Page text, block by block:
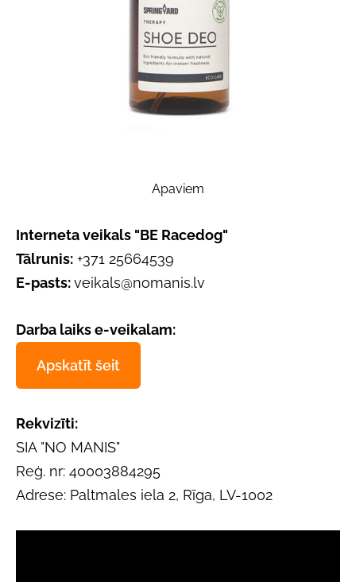
Interneta veikals "BE Racedog"
Tālrunis: +371 25664539
E-pasts:veikals@nomanis.lv
Darba laiks e-veikalam:
Apskatīt šeit
Rekvizīti:
SIA "NO MANIS"
Reģ. nr: 40003884295
Adrese: Paltmales iela 2, Rīga, LV-1002
Apaviem